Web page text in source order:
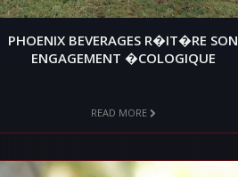
PHOENIX BEVERAGES R�IT�RE SON
ENGAGEMENT �COLOGIQUE
READ MORE